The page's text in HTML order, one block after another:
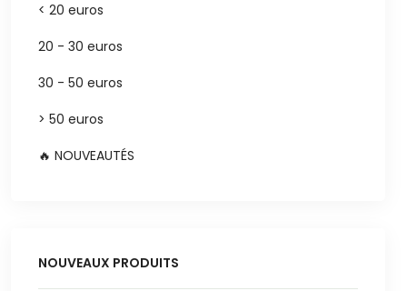
< 20 euros
20 - 30 euros
30 - 50 euros
> 50 euros
🔥 NOUVEAUTÉS
NOUVEAUX PRODUITS